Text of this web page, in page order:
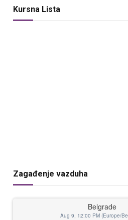
Kursna Lista
Zagađenje vazduha
Belgrade
Aug 9, 12:00 PM (Europe/